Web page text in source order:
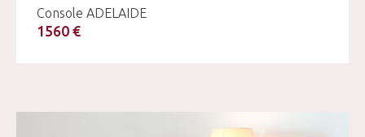
Console ADELAIDE
1560 €